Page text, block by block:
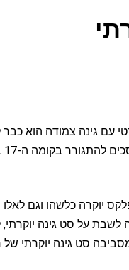
עם גינה צמודה הוא כבר
מהאפשרות לשבת במרחב ירוק ושקט ולהרגיש כמו בשכיית חמדה טבעית.
יוקרה כלשהו וגם
לשבת על סט גינה
סט גינה יוקרתי של